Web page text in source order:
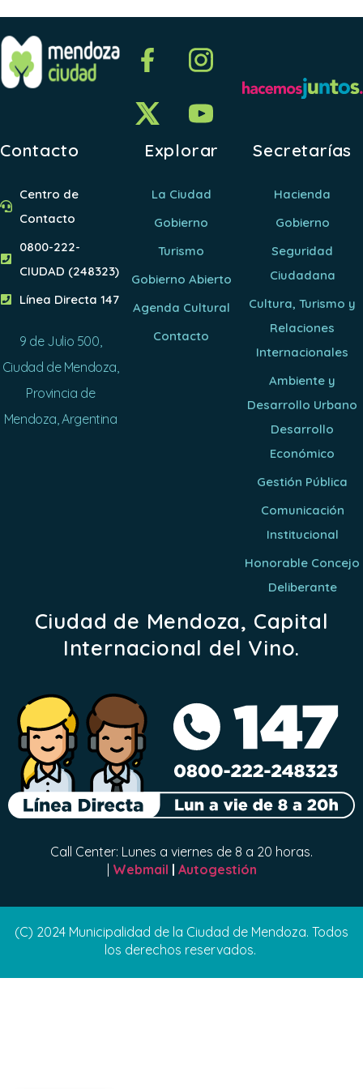
Contacto
Centro de
Contacto
0800-222-
CIUDAD (248323)
Línea Directa 147
9 de Julio 500,
Ciudad de Mendoza,
Provincia de
Mendoza, Argentina
Explorar
La Ciudad
Gobierno
Turismo
Gobierno Abierto
Agenda Cultural
Contacto
Secretarías
Hacienda
Gobierno
Seguridad
Ciudadana
Cultura, Turismo y
Relaciones
Internacionales
Ambiente y
Desarrollo Urbano
Desarrollo
Económico
Gestión Pública
Comunicación
Institucional
Honorable Concejo
Deliberante
Ciudad de Mendoza, Capital
Internacional del Vino.
Call Center: Lunes a viernes de 8 a 20 horas.
| Webmail | Autogestión
(C) 2024 Municipalidad de la Ciudad de Mendoza. Todos
los derechos reservados.